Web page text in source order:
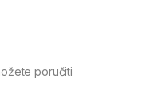
poručiti